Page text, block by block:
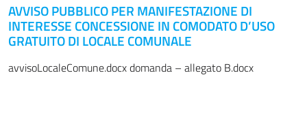
AVVISO PUBBLICO PER MANIFESTAZIONE DI
INTERESSE CONCESSIONE IN COMODATO D’USO
GRATUITO DI LOCALE COMUNALE
avvisoLocaleComune.docx domanda – allegato B.docx